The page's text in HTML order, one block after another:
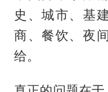
史、城市、基
商、餐饮、夜
给。